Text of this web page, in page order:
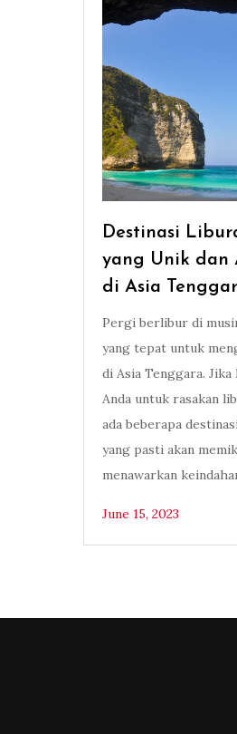
Destinasi
yang Unik dan
di Asia
Pergi berlibur di
yang tepat untuk
di Asia Tenggara.
Anda untuk rasakan
ada beberapa
yang pasti akan
menawarkan
June 15, 2023